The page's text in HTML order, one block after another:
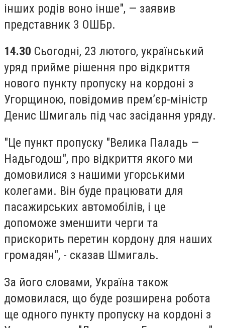
інших родів воно інше", — заявив
представник 3 ОШБр.
14.30 Сьогодні, 23 лютого, український
уряд прийме рішення про відкриття
нового пункту пропуску на кордоні з
Угорщиною, повідомив прем’єр-міністр
Денис Шмигаль під час засідання уряду.
"Це пункт пропуску "Велика Паладь —
Надьгодош", про відкриття якого ми
домовилися з нашими угорськими
колегами. Він буде працювати для
пасажирських автомобілів, і це
допоможе зменшити черги та
прискорить перетин кордону для наших
громадян", - сказав Шмигаль.
За його словами, Україна також
домовилася, що буде розширена робота
ще одного пункту пропуску на кордоні з